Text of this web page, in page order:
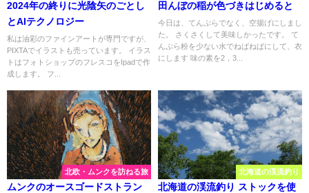
2024年の終りに光陰矢のごとし
とAIテクノロジー
私は油彩のファインアートが専門ですが、
PIXTAでイラストも売っています。 イラス
トはフォトショップのフレスコをIpadで作
成します。 フ...
田んぼの稲が色づきはじめると
今日は、てんぷらでなく、空揚げにしまし
た。 さくさくして美味しかったです。 て
んぷら粉を少ない水でねばねばにして、衣
にします 味の素を2，3...
北欧・ムンクを訪ねる旅
ムンクのオースゴードストラン
北海道の渓流釣り
北海道の渓流釣り ストックを使